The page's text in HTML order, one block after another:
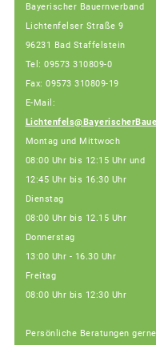
Bayerischer Bauernverband
Lichtenfelser Straße 9
96231 Bad Staffelstein
Tel: 09573 310809-0
Fax: 09573 310809-19
E-Mail:
Montag und Mittwoch
08:00 Uhr bis 12:15 Uhr und
12:45 Uhr bis 16:30 Uhr
Dienstag
08:00 Uhr bis 12.15 Uhr
Donnerstag
13:00 Uhr - 16.30 Uhr
Freitag
08:00 Uhr bis 12:30 Uhr
Persönliche Beratungen